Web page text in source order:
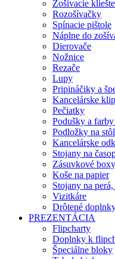
Zošívacie kliešte
Rozošívačky
Spínacie pištole
Náplne do
Dierovače
Nožnice
Rezače
Lupy
Pripináčiky a
Kancelárske
Pečiatky
Podušky a
Podložky na stôl
Kancelárske
Stojany na
Zásuvkové boxy
Koše na papier
Stojany na
Vizitkáre
Drôtené
PREZENTÁCIA
Flipcharty
Doplnky k
Špeciálne bloky